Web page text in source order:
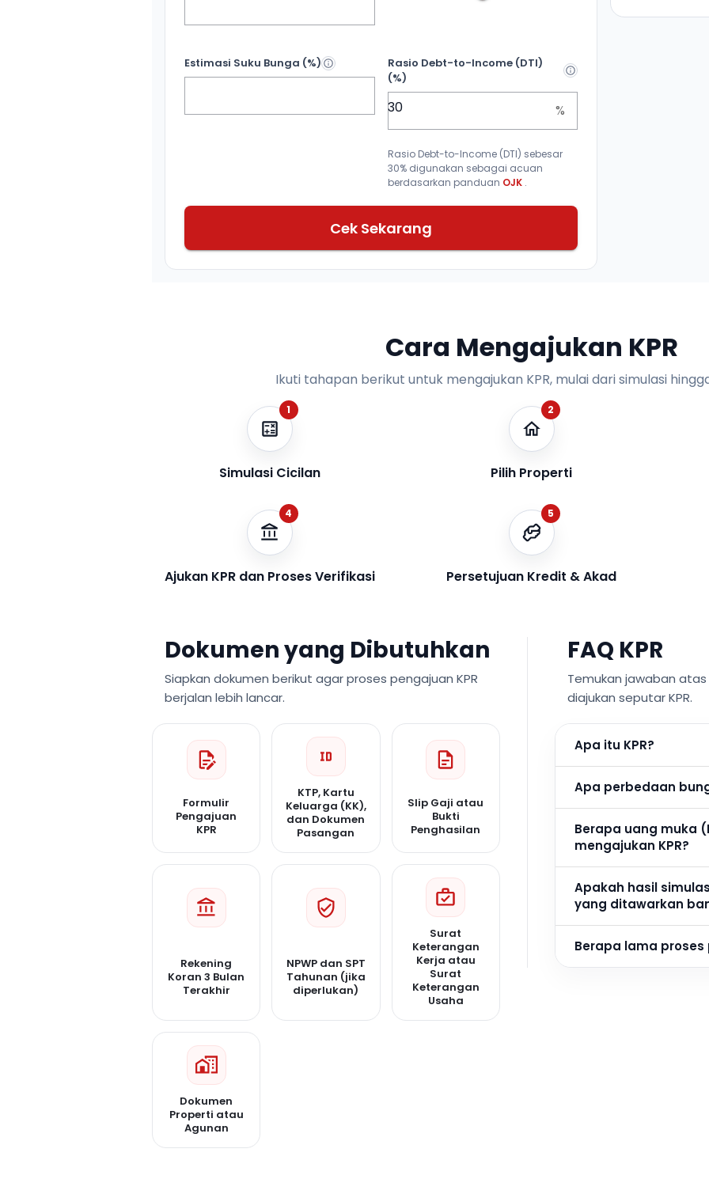
Estimasi Suku Bunga (%)
Rasio Debt-to-Income (DTI)
(%)
%
Rasio Debt-to-Income (DTI) sebesar
30% digunakan sebagai acuan
berdasarkan panduan OJK .
Cek Sekarang
Cara Mengajukan KPR
Ikuti tahapan berikut untuk mengajukan KPR, mulai dari simulasi
1
Simulasi Cicilan
2
Pilih Properti
4
Ajukan KPR dan Proses Verifikasi
5
Persetujuan Kredit & Akad
Dokumen yang Dibutuhkan
Siapkan dokumen berikut agar proses pengajuan KPR
berjalan lebih lancar.
Formulir
Pengajuan
KPR
KTP, Kartu
Keluarga (KK),
dan Dokumen
Pasangan
Slip Gaji atau
Bukti
Penghasilan
Rekening
Koran 3 Bulan
Terakhir
NPWP dan SPT
Tahunan (jika
diperlukan)
Surat
Keterangan
Kerja atau
Surat
Keterangan
Usaha
Dokumen
Properti atau
Agunan
FAQ KPR
Temukan jawaban
diajukan seputar KPR.
Apa itu KPR?
Apa perbedaan
Berapa uang muka
mengajukan KPR?
Apakah hasil
yang ditawarkan
Berapa lama proses